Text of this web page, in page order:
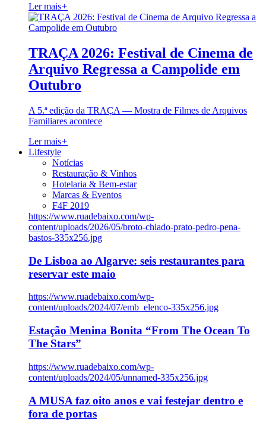
Ler mais+
TRAÇA 2026: Festival de Cinema de
Arquivo Regressa a Campolide em
Outubro
A 5.ª edição da TRAÇA — Mostra de Filmes de Arquivos
Familiares acontece
Ler mais+
Lifestyle
Notícias
Restauração & Vinhos
Hotelaria & Bem-estar
Marcas & Eventos
F4F 2019
https://www.ruadebaixo.com/wp-
content/uploads/2026/05/broto-chiado-prato-pedro-pena-
bastos-335x256.jpg
De Lisboa ao Algarve: seis restaurantes para
reservar este maio
https://www.ruadebaixo.com/wp-
content/uploads/2024/07/emb_elenco-335x256.jpg
Estação Menina Bonita “From The Ocean To
The Stars”
https://www.ruadebaixo.com/wp-
content/uploads/2024/05/unnamed-335x256.jpg
A MUSA faz oito anos e vai festejar dentro e
fora de portas